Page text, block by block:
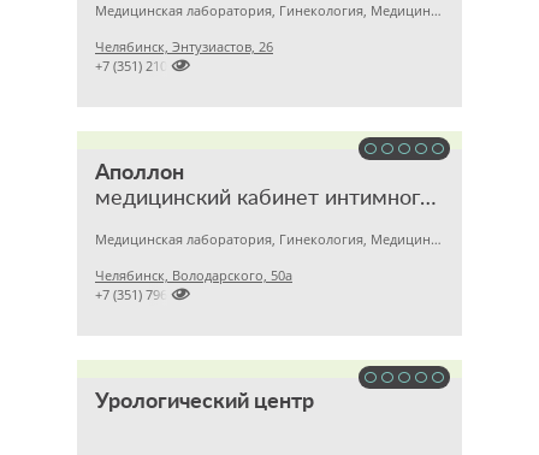
Медицинская лаборатория, Гинекология, Медицинский центр
Челябинск, Энтузиастов, 26

+7 (351) 2101526
Аполлон
медицинский кабинет интимного здоровья
Медицинская лаборатория, Гинекология, Медицинский центр
Челябинск, Володарского, 50а

+7 (351) 7963215
Урологический центр